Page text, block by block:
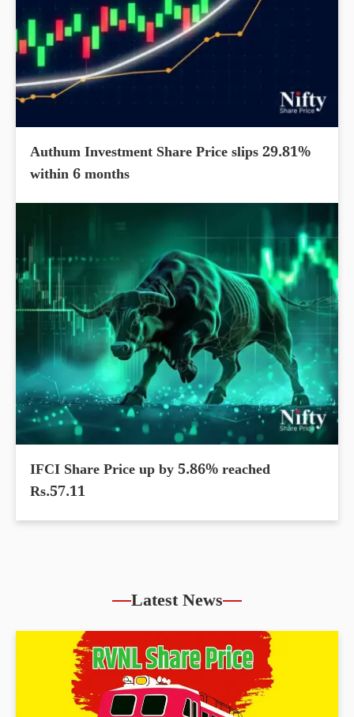
Authum Investment Share Price slips 29.81%
within 6 months
IFCI Share Price up by 5.86% reached
Rs.57.11
Latest News